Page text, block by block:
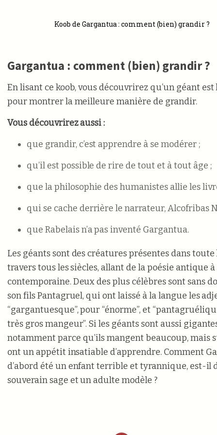
Koob de Gargantua : comment (bien) grandir ?
Gargantua : comment (bien) grandir ?
En lisant ce koob, vous découvrirez qu’un géant
pour montrer la meilleure manière de grandir.
Vous découvrirez aussi :
que grandir, c’est apprendre à se modérer ;
qu’il est possible de rire de tout et à tout âge ;
que la philosophie des humanistes allie les
qui se cache derrière le narrateur, Alcofribas
que Rabelais n’a pas inventé Gargantua.
Les géants sont des créatures présentes dans
travers tous les siècles, allant de la poésie antique
contemporaine. Deux des plus célèbres sont sans
son fils Pantagruel, qui ont laissé à la langue les
“gargantuesque”, pour “énorme”, et
très gros mangeur”. Si les géants sont aussi
notamment parce qu’ils mangent beaucoup, mais
ont un appétit insatiable d’apprendre. Comment
d’abord été un enfant terrible et tyrannique, est-il
souverain sage et un adulte modèle ?